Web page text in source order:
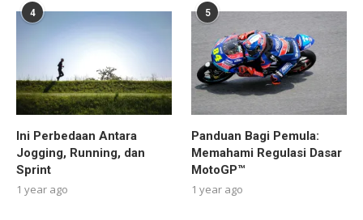
4
Ini Perbedaan Antara
Jogging, Running, dan
Sprint
1 year ago
5
Panduan Bagi Pemula:
Memahami Regulasi Dasar
MotoGP™
1 year ago